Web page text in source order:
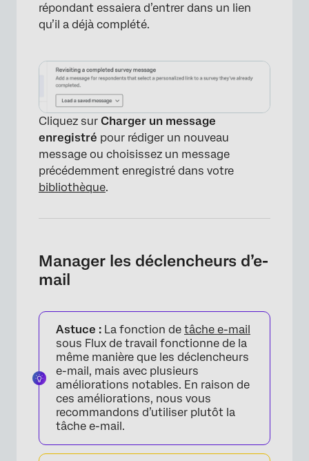
répondant essaiera d’entrer dans un lien
qu’il a déjà complété.
Cliquez sur Charger un message
enregistré pour rédiger un nouveau
message ou choisissez un message
précédemment enregistré dans votre
bibliothèque.
Manager les déclencheurs d’e-
mail
Astuce : La fonction de tâche e-mail
sous Flux de travail fonctionne de la
même manière que les déclencheurs
e-mail, mais avec plusieurs
améliorations notables. En raison de
ces améliorations, nous vous
recommandons d’utiliser plutôt la
tâche e-mail.